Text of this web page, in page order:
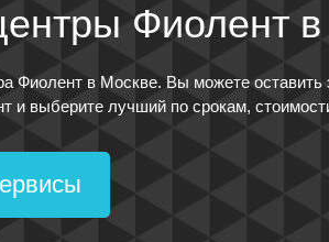
Фиолент
Фиолент в Москве. Вы можете оставить
и выберите лучший по срокам,